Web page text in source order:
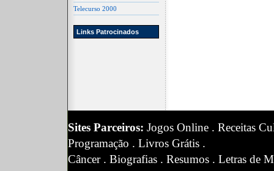
Telecurso 2000
Links Patrocinados
Sites Parceiros: Jogos Online . Receitas
Programação . Livros Grátis .
Câncer. Biografias . Resumos . Letras de